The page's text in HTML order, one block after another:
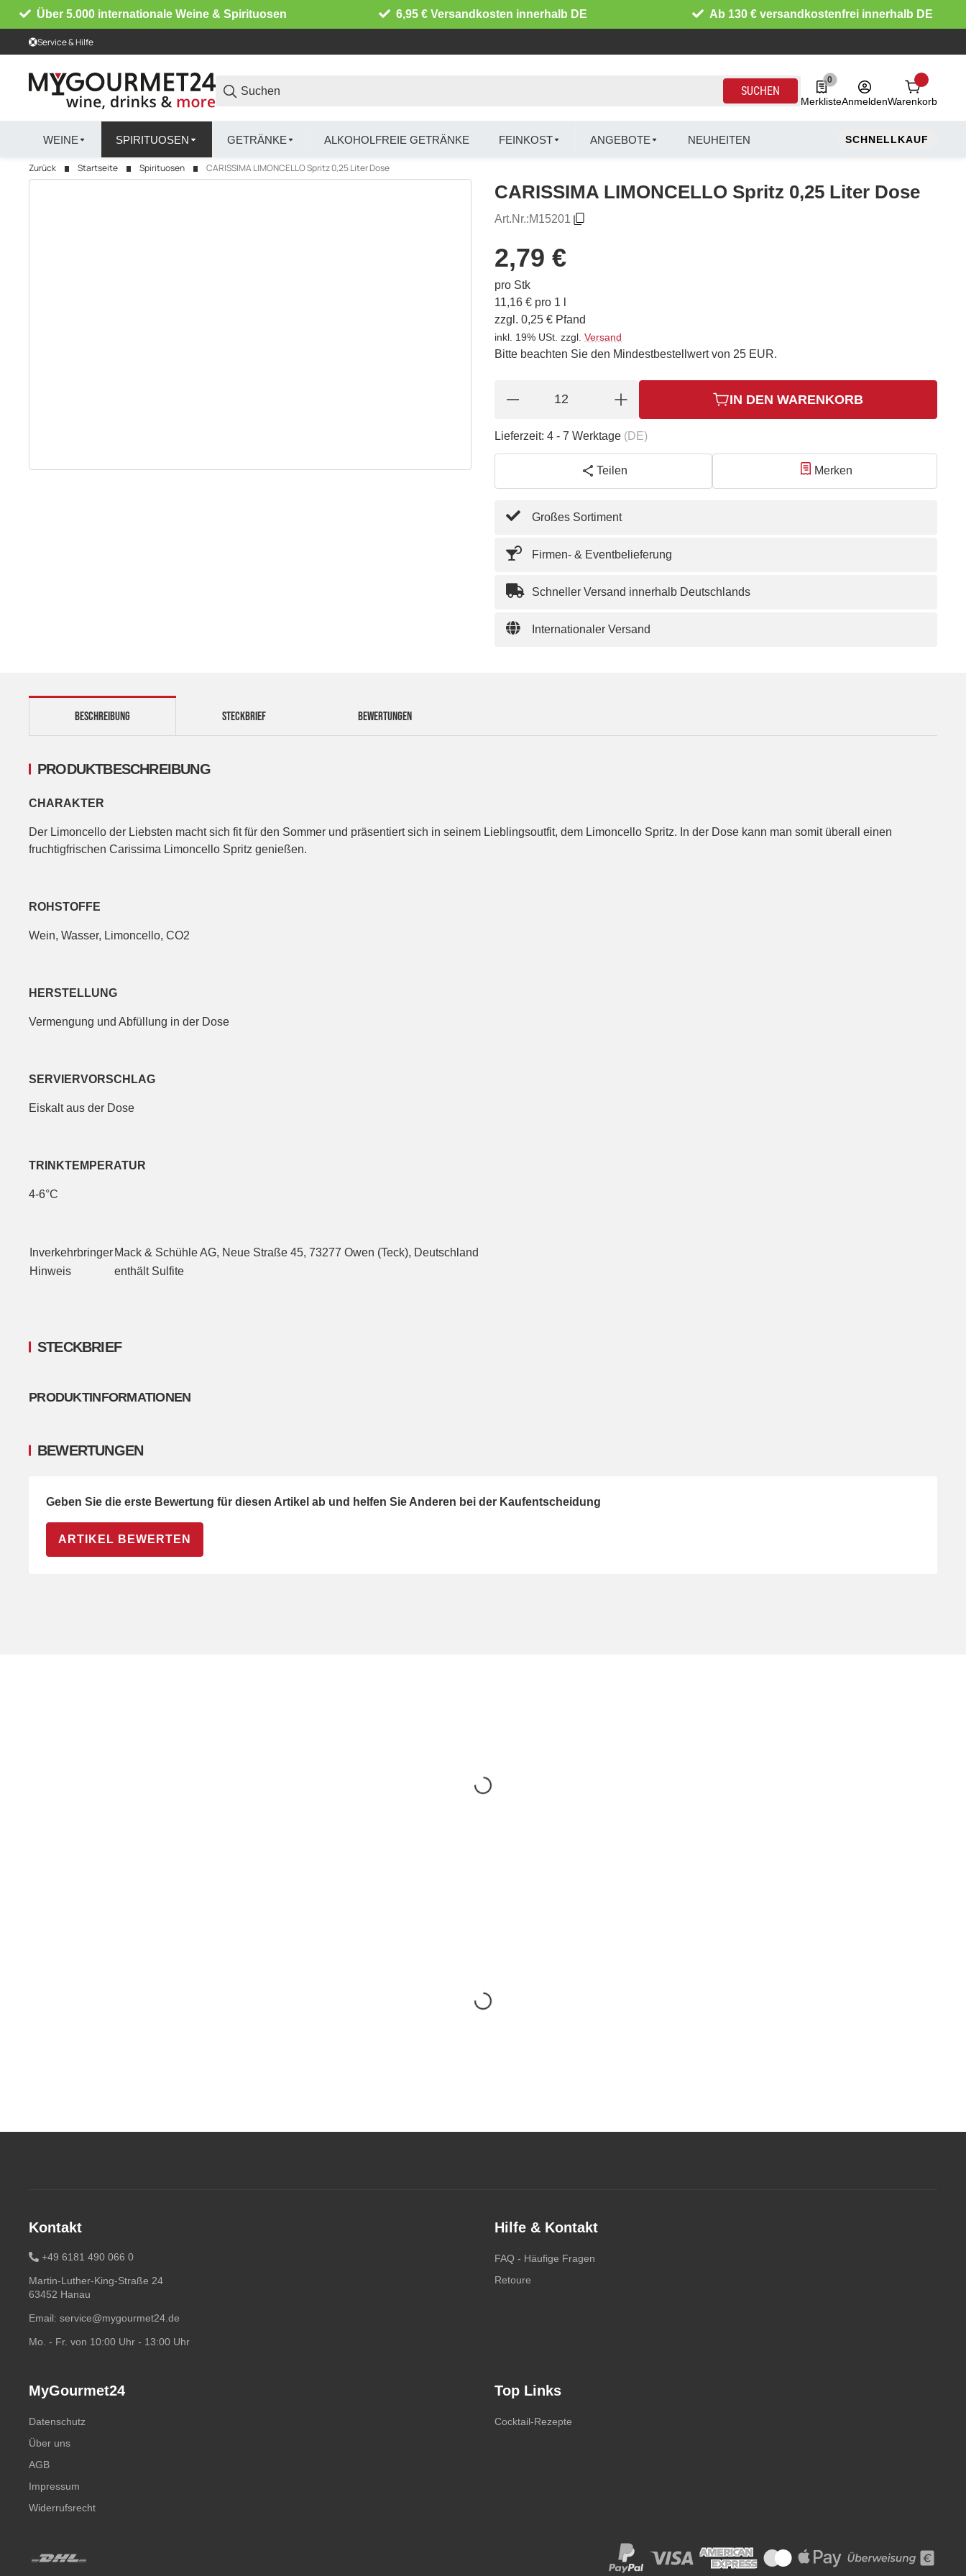
Über 5.000 internationale Weine & Spirituosen 6,95 € Versandkosten innerhalb DE Ab 130 € versandkostenfrei innerhalb DE
Service & Hilfe
SUCHEN
0
0 Produkte in der Liste
MerklisteAnmeldenWarenkorb
WEINE SPIRITUOSEN GETRÄNKE ALKOHOLFREIE GETRÄNKE FEINKOST ANGEBOTE NEUHEITEN SCHNELLKAUF
Zurück Startseite Spirituosen CARISSIMA LIMONCELLO Spritz 0,25 Liter Dose
CARISSIMA LIMONCELLO Spritz 0,25 Liter Dose
Art.Nr.:M15201
2,79 €
pro Stk
11,16 € pro 1 l
zzgl. 0,25 € Pfand
inkl. 19% USt. zzgl. Versand
Bitte beachten Sie den Mindestbestellwert von 25 EUR.
IN DEN WARENKORB
Lieferzeit: 4 - 7 Werktage (DE)
Teilen Merken
Großes Sortiment
Firmen- & Eventbelieferung
Schneller Versand innerhalb Deutschlands
Internationaler Versand
STECKBRIEF
BESCHREIBUNG BEWERTUNGEN
STECKBRIEF
PRODUKTINFORMATIONEN
PRODUKTBESCHREIBUNG
CHARAKTER
Der Limoncello der Liebsten macht sich fit für den Sommer und präsentiert sich in seinem Lieblingsoutfit, dem Limoncello Spritz. In der Dose kann man somit überall einen
fruchtigfrischen Carissima Limoncello Spritz genießen.
ROHSTOFFE
Wein, Wasser, Limoncello, CO2
HERSTELLUNG
Vermengung und Abfüllung in der Dose
SERVIERVORSCHLAG
Eiskalt aus der Dose
TRINKTEMPERATUR
4-6°C
Inverkehrbringer Mack & Schühle AG, Neue Straße 45, 73277 Owen (Teck), Deutschland
Hinweis
enthält Sulfite
BEWERTUNGEN
Geben Sie die erste Bewertung für diesen Artikel ab und helfen Sie Anderen bei der Kaufentscheidung
ARTIKEL BEWERTEN
Kontakt
+49 6181 490 066 0
Martin-Luther-King-Straße 24
63452 Hanau
Email: service@mygourmet24.de
Mo. - Fr. von 10:00 Uhr - 13:00 Uhr
Hilfe & Kontakt
FAQ - Häufige Fragen
Retoure
MyGourmet24
Datenschutz
Über uns
AGB
Impressum
Widerrufsrecht
Top Links
Cocktail-Rezepte